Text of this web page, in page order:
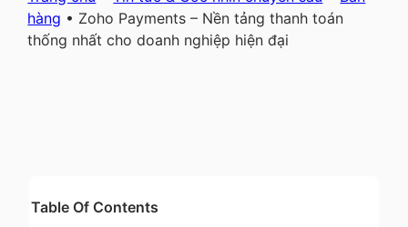
hàng • Zoho Payments – Nền tảng thanh toán
thống nhất cho doanh nghiệp hiện đại
Table Of Contents